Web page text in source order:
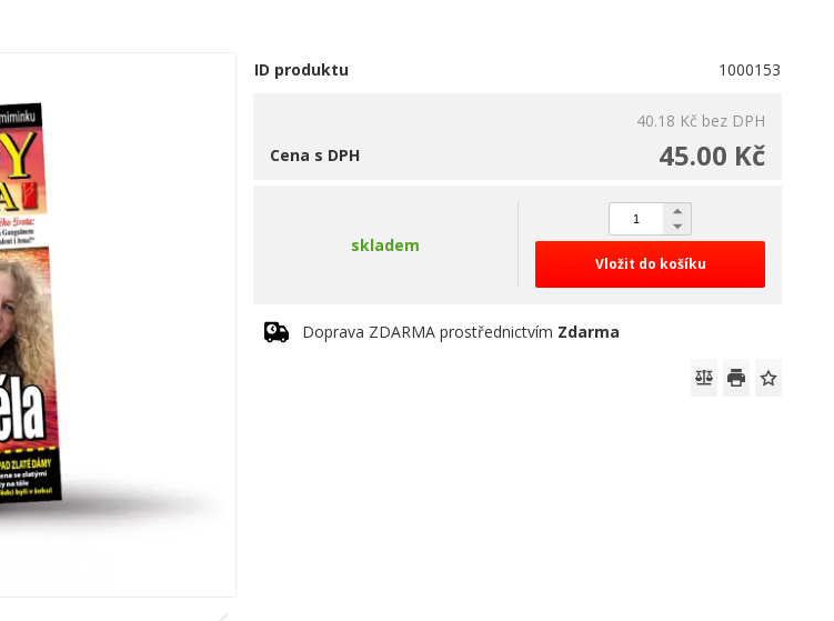
ID produktu 1000153
40.18 Kč bez DPH
45.00 Kč
Cena s DPH
skladem
Vložit do košíku
Doprava ZDARMA prostřednictvím Zdarma